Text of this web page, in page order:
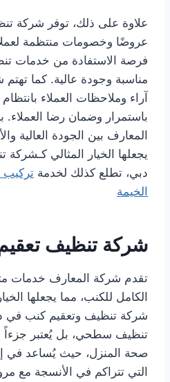
علاوة على ذلك، توفر شركة
عروضًا وخصومات منتظمة
فرصة الاستفادة من خدمات
مناسبة وجودة عالية. كما تهتم
آراء وملاحظات العملاء
باستمرار وضمان رضا العملاء.
المعارف بين الجودة العالية
يجعلها الخيار المثالي
دبي، تطلع كذلك لخدمة تركيب
الخيمة
شركة تنظيف
تقدم شركة المعارف خدمات
الكامل للكنب، مما يجعلها
شركة تنظيف وتعقيم كنب في
تنظيف سطحي، بل يُعتبر
صحة المنزل، حيث يُساعد في
التي تتراكم في الأنسجة مع